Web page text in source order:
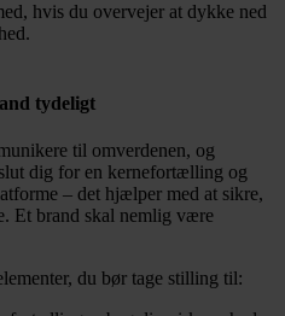
hvis du overvejer at dykke ned
tydeligt
til omverdenen, og
dig for en kernefortælling og
– det hjælper med at sikre,
Et brand skal nemlig være
du bør tage stilling til: